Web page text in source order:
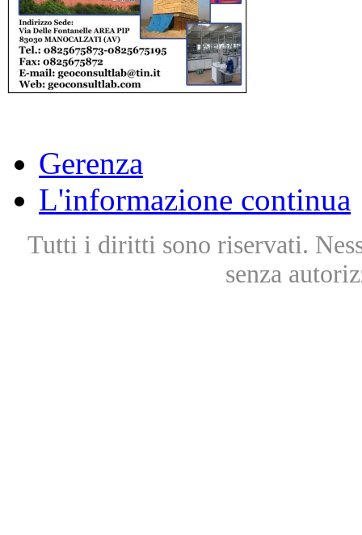
Gerenza
L'informazione continua
Tutti i diritti sono riservati.
senza